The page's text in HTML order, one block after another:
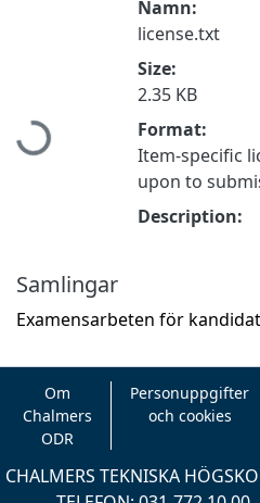
Hämtar...
Namn:
license.txt
Size:
2.35 KB
Format:
Item-specific
upon to
Description:
Samlingar
Examensarbeten för
Om
Chalmers
ODR
Personuppgifter
och cookies
CHALMERS TEKNISKA